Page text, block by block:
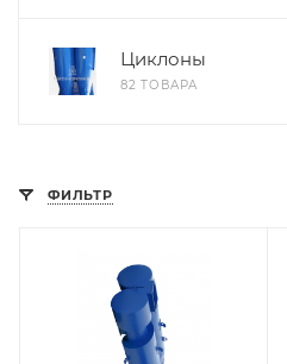
Циклоны
82 ТОВАРА
ФИЛЬТР